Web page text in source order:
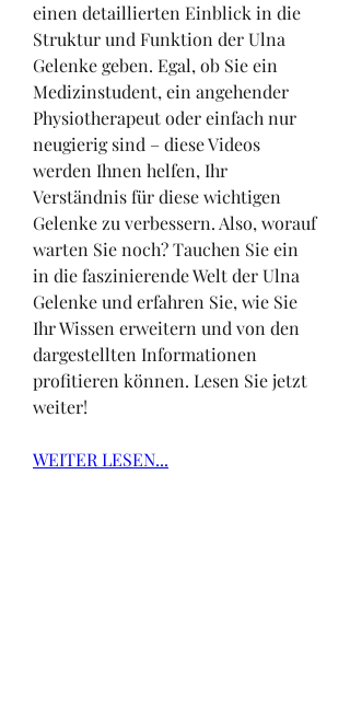
einen detaillierten Einblick in die
Struktur und Funktion der Ulna
Gelenke geben. Egal, ob Sie ein
Medizinstudent, ein angehender
Physiotherapeut oder einfach nur
neugierig sind – diese Videos
werden Ihnen helfen, Ihr
Verständnis für diese wichtigen
Gelenke zu verbessern. Also, worauf
warten Sie noch? Tauchen Sie ein
in die faszinierende Welt der Ulna
Gelenke und erfahren Sie, wie Sie
Ihr Wissen erweitern und von den
dargestellten Informationen
profitieren können. Lesen Sie jetzt
weiter!
WEITER LESEN...